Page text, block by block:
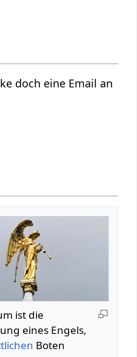
doch eine Email an
ist die
eines Engels,
Boten